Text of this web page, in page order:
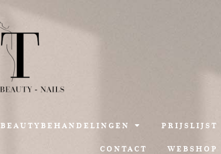
BEAUTYBEHANDELINGEN PRIJSLIJST
CONTACT WEBSHOP